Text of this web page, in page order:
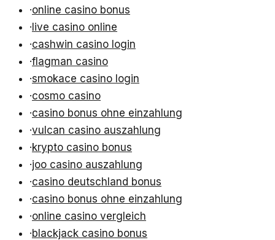
·online casino bonus
·live casino online
·cashwin casino login
·flagman casino
·smokace casino login
·cosmo casino
·casino bonus ohne einzahlung
·vulcan casino auszahlung
·krypto casino bonus
·joo casino auszahlung
·casino deutschland bonus
·casino bonus ohne einzahlung
·online casino vergleich
·blackjack casino bonus